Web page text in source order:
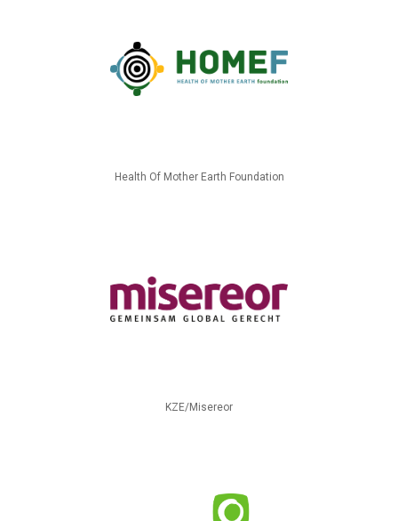
Health Of Mother Earth Foundation
KZE/Misereor